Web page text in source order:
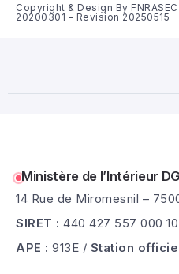
Copyright & Design By
20200301 - Revision 20250515
Ministère de l’Intérieur
14 Rue de Miromesnil –
SIRET : 440 427 557 000 10
APE : 913E / Station